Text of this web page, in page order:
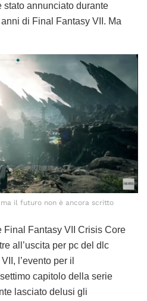
stato annunciato durante
di Final Fantasy VII. Ma
il futuro non è ancora scritto
Final Fantasy VII Crisis Core
all’uscita per pc del dlc
l’evento per il
capitolo della serie
lasciato delusi gli